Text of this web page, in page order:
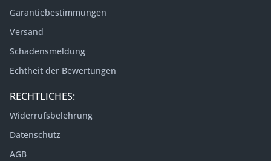
Garantiebestimmungen
Versand
Schadensmeldung
Echtheit der Bewertungen
RECHTLICHES:
Widerrufsbelehrung
Datenschutz
AGB